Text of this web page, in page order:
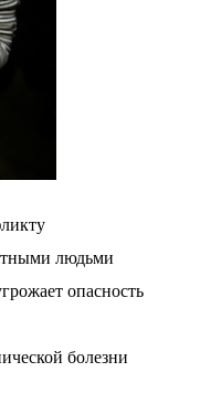
людьми
опасность
болезни